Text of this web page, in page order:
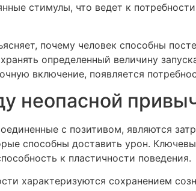
стимулы, что ведет к
почему человек способны
определенный величину
включение, появляется
неопасной
с позитивом, являются
способны доставить урон.
к пластичности поведения.
характеризуются сохранением